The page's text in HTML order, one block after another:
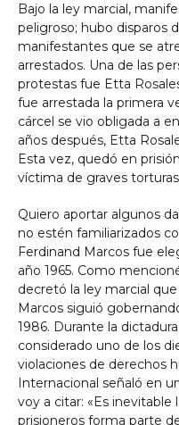
Bajo la ley marcial,
peligroso; hubo disparos
manifestantes que se
arrestados. Una de las
protestas fue Etta
fue arrestada la primera
cárcel se vio obligada a
años después, Etta
Esta vez, quedó en
víctima de graves
Quiero aportar algunos
no estén familiarizados
Ferdinand Marcos fue
año 1965. Como
decretó la ley marcial
Marcos siguió
1986. Durante la
considerado uno de los
violaciones de derechos
Internacional señaló en
voy a citar: «Es
prisioneros forma parte